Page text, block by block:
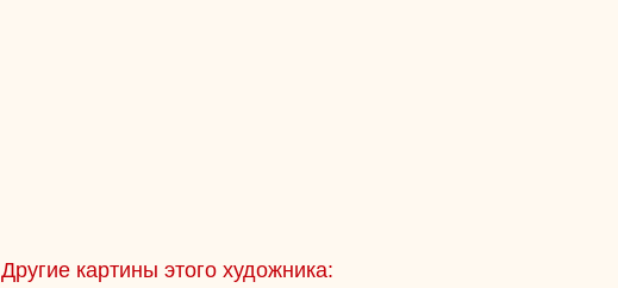
Другие картины этого художника: